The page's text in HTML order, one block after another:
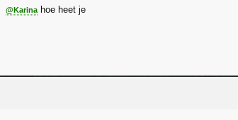
@Karinahoe heet je